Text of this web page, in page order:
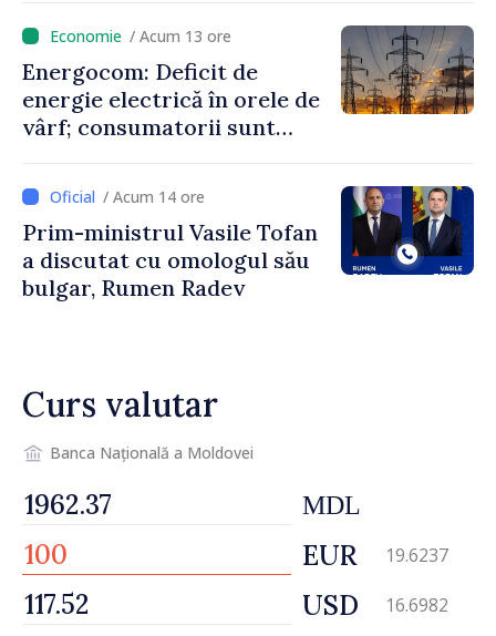
putem menține prețurile la
un nivel mai mic”
/ Acum 13 ore
Energocom: Deficit de
energie electrică în orele de
vârf; consumatorii sunt
/ Acum 14 ore
Prim-ministrul Vasile Tofan
a discutat cu omologul său
bulgar, Rumen Radev
Curs valutar
Banca Națională a Moldovei
MDL
EUR 19.6237
USD 16.6982